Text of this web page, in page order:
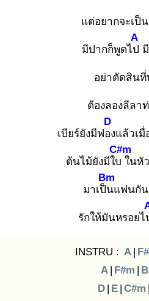
แต่อยากจะเป็
มีปากก็พูดไป
A
อย่าตัดสินที่
ต้องลองลีลา
เบียร์ยังมีฟอง
D
แล้วเมื่
ต้นไม้ยังมีใบ
C#m
ในหั
มาเป็น
Bm
แฟนกัน
รักให้มันหรอยไ
INSTRU : A |
A | F#m |
D | E | C#m |